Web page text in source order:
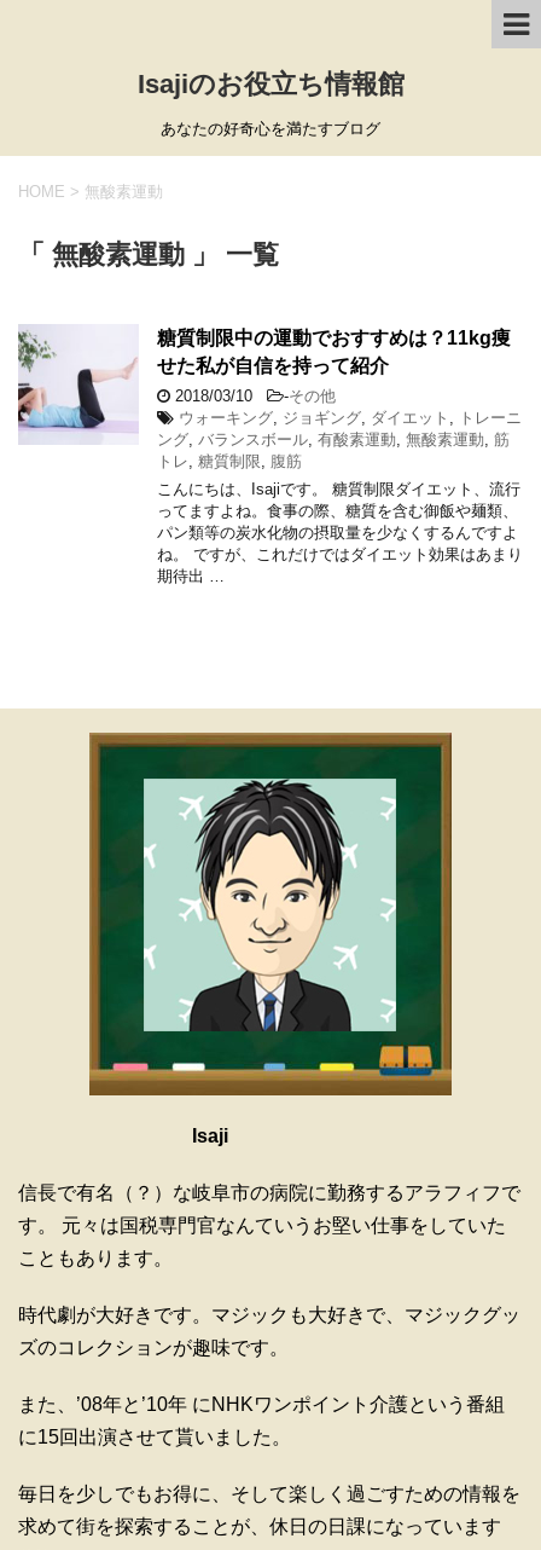
Isajiのお役立ち情報館
あなたの好奇心を満たすブログ
HOME > 無酸素運動
「 無酸素運動 」 一覧
糖質制限中の運動でおすすめは？11kg痩
せた私が自信を持って紹介
2018/03/10 -その他
ウォーキング ジョギング ダイエット
トレーニ
ング バランスボール 有酸素運動 無酸素運動 筋
トレ 糖質制限
腹筋
こんにちは、Isajiです。 糖質制限ダイエット、流行
ってますよね。食事の際、糖質を含む御飯や麺類、
パン類等の炭水化物の摂取量を少なくするんですよ
ね。 ですが、これだけではダイエット効果はあまり
期待出 …
Isaji
信長で有名（？）な岐阜市の病院に勤務するアラフィフで
す。 元々は国税専門官なんていうお堅い仕事をしていた
こともあります。
時代劇が大好きです。マジックも大好きで、マジックグッ
ズのコレクションが趣味です。
また、’08年と’10年 にNHKワンポイント介護という番組
に15回出演させて貰いました。
毎日を少しでもお得に、そして楽しく過ごすための情報を
求めて街を探索することが、休日の日課になっています